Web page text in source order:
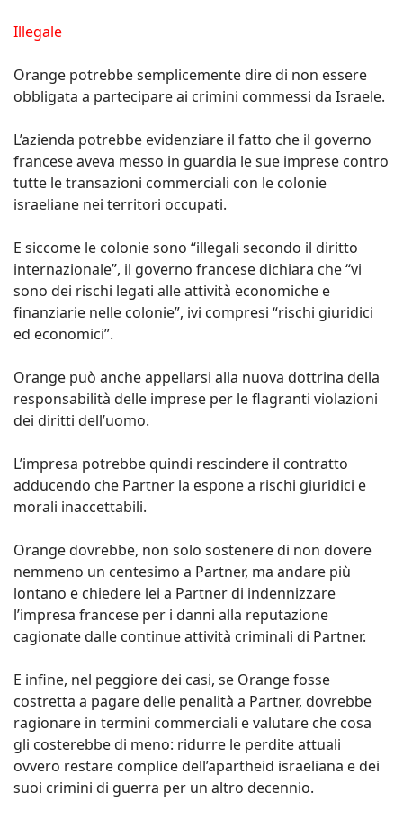
Illegale
Orange potrebbe semplicemente dire di non essere
obbligata a partecipare ai crimini commessi da Israele.
L’azienda potrebbe evidenziare il fatto che il governo
francese aveva messo in guardia le sue imprese contro
tutte le transazioni commerciali con le colonie
israeliane nei territori occupati.
E siccome le colonie sono “illegali secondo il diritto
internazionale”, il governo francese dichiara che “vi
sono dei rischi legati alle attività economiche e
finanziarie nelle colonie”, ivi compresi “rischi giuridici
ed economici”.
Orange può anche appellarsi alla nuova dottrina della
responsabilità delle imprese per le flagranti violazioni
dei diritti dell’uomo.
L’impresa potrebbe quindi rescindere il contratto
adducendo che Partner la espone a rischi giuridici e
morali inaccettabili.
Orange dovrebbe, non solo sostenere di non dovere
nemmeno un centesimo a Partner, ma andare più
lontano e chiedere lei a Partner di indennizzare
l’impresa francese per i danni alla reputazione
cagionate dalle continue attività criminali di Partner.
E infine, nel peggiore dei casi, se Orange fosse
costretta a pagare delle penalità a Partner, dovrebbe
ragionare in termini commerciali e valutare che cosa
gli costerebbe di meno: ridurre le perdite attuali
ovvero restare complice dell’apartheid israeliana e dei
suoi crimini di guerra per un altro decennio.